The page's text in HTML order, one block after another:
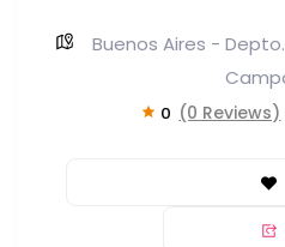
Buenos Aires -
0 (0 Reviews)